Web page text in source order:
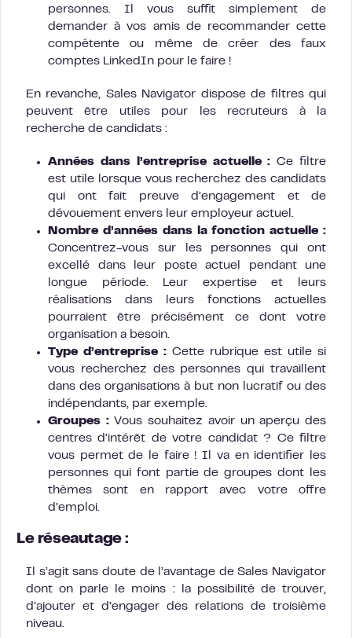
personnes. Il vous suffit simplement de
demander à vos amis de recommander cette
compétente ou même de créer des faux
comptes LinkedIn pour le faire !
En revanche, Sales Navigator dispose de filtres qui
peuvent être utiles pour les recruteurs à la
recherche de candidats :
Années dans l’entreprise actuelle : Ce filtre
est utile lorsque vous recherchez des candidats
qui ont fait preuve d’engagement et de
dévouement envers leur employeur actuel.
Nombre d’années dans la fonction actuelle :
Concentrez-vous sur les personnes qui ont
excellé dans leur poste actuel pendant une
longue période. Leur expertise et leurs
réalisations dans leurs fonctions actuelles
pourraient être précisément ce dont votre
organisation a besoin.
Type d’entreprise : Cette rubrique est utile si
vous recherchez des personnes qui travaillent
dans des organisations à but non lucratif ou des
indépendants, par exemple.
Groupes :Vous souhaitez avoir un aperçu des
centres d’intérêt de votre candidat ? Ce filtre
vous permet de le faire ! Il va en identifier les
personnes qui font partie de groupes dont les
thèmes sont en rapport avec votre offre
d’emploi.
Le réseautage :
Il s’agit sans doute de l’avantage de Sales Navigator
dont on parle le moins : la possibilité de trouver,
d’ajouter et d’engager des relations de troisième
niveau.